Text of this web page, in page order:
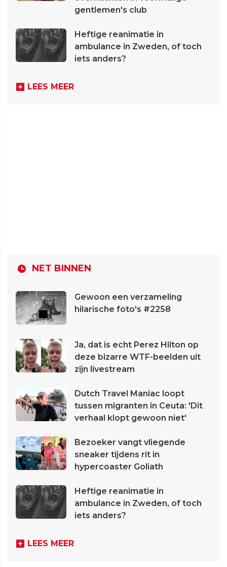
gentlemen's club
Heftige reanimatie in
ambulance in Zweden, of toch
iets anders?
LEES MEER
NET BINNEN
Gewoon een verzameling
hilarische foto's #2258
Ja, dat is echt Perez Hilton op
deze bizarre WTF-beelden uit
zijn livestream
Dutch Travel Maniac loopt
tussen migranten in Ceuta: 'Dit
verhaal klopt gewoon niet'
Bezoeker vangt vliegende
sneaker tijdens rit in
hypercoaster Goliath
Heftige reanimatie in
ambulance in Zweden, of toch
iets anders?
LEES MEER